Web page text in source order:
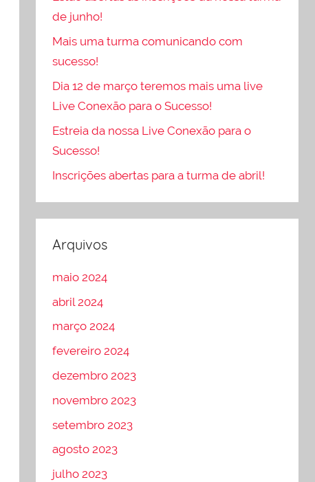
de junho!
Mais uma turma comunicando com
sucesso!
Dia 12 de março teremos mais uma live
Live Conexão para o Sucesso!
Estreia da nossa Live Conexão para o
Sucesso!
Inscrições abertas para a turma de abril!
Arquivos
maio 2024
abril 2024
março 2024
fevereiro 2024
dezembro 2023
novembro 2023
setembro 2023
agosto 2023
julho 2023